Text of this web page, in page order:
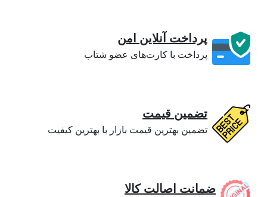
پرداخت آنلاین امن
پرداخت با کارت‌های عضو شتاب
تضمین قیمت
تضمین بهترین قیمت بازار با بهترین کیفیت
ضمانت اصالت کالا